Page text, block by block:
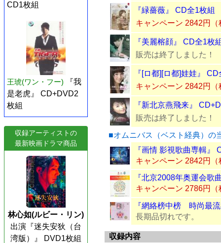
CD1枚組
王琥(ワン・フー)
『我
是老虎』 CD+DVD2
枚組
収録アーティストの
最新映画ドラマ商品
林心如(ルビー・リン)
出演『迷失安狄（台
湾版）』 DVD1枚組
『緑薔薇』 CD全1枚組
キャンペーン 2842円（
『美麗榕顔』 CD全1枚
販売は終了しました！
『[ロ都][ロ都]娃娃』
キャンペーン 2842円（
『新北京燕飛来』
販売は終了しました！
■オムニバス（ベスト経典）の
『画情 影視歌曲専輯』
キャンペーン 2842円（
『北京2008年奥運会歌
キャンペーン 2786円（
『網絡榜中榜 時尚最
長期品切れです。
収録内容